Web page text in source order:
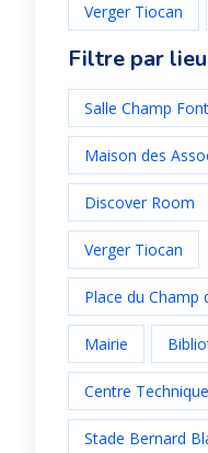
Verger Tiocan
Filtre par lieu
Salle Champ
Maison des
Discover Room
Verger Tiocan
Place du Champ
Mairie
Centre
Stade Bernard